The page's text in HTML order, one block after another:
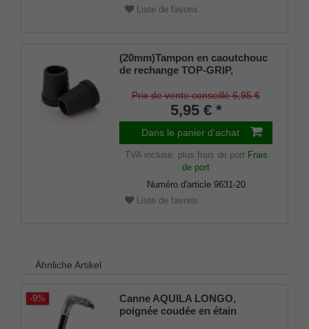
Liste de favoris
(20mm)Tampon en caoutchouc
de rechange TOP-GRIP,
(lot de 2)
Prix de vente conseillé 6,95 €
5,95 € *
Dans le panier d'achat
TVA incluse. plus frais de port Frais
de port
Numéro d'article 9631-20
Liste de favoris
Ähnliche Artikel
-9%
Canne AQUILA LONGO,
poignée coudée en étain